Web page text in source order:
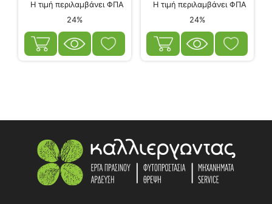
Η τιμή περιλαμβάνει ΦΠΑ
24%
MASTER & MASTER
PLUG-IN
Η τιμή περιλαμβάνει ΦΠΑ
24%